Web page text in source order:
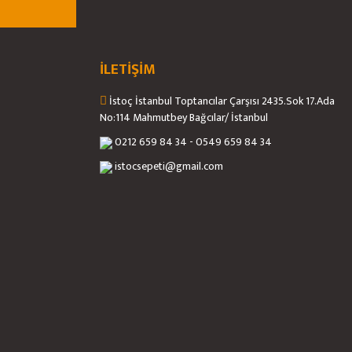
İLETİŞİM
İstoç İstanbul Toptancılar Çarşısı 2435.Sok 17.Ada
No:114 Mahmutbey Bağcılar/ İstanbul
0212 659 84 34 - 0549 659 84 34
istocsepeti@gmail.com